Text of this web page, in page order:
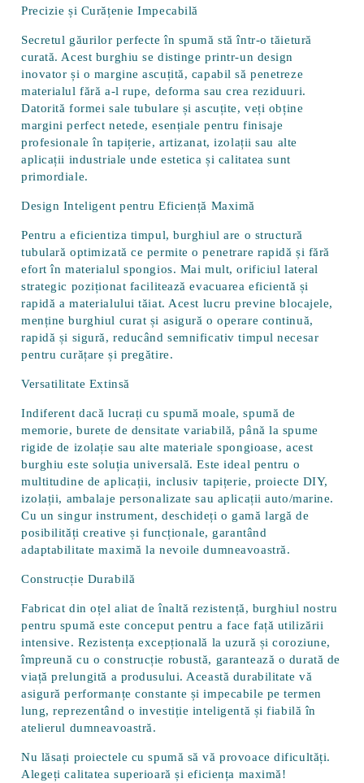
Precizie și Curățenie Impecabilă
Secretul găurilor perfecte în spumă stă într-o tăietură
curată. Acest burghiu se distinge printr-un design
inovator și o margine ascuțită, capabil să penetreze
materialul fără a-l rupe, deforma sau crea reziduuri.
Datorită formei sale tubulare și ascuțite, veți obține
margini perfect netede, esențiale pentru finisaje
profesionale în tapițerie, artizanat, izolații sau alte
aplicații industriale unde estetica și calitatea sunt
primordiale.
Design Inteligent pentru Eficiență Maximă
Pentru a eficientiza timpul, burghiul are o structură
tubulară optimizată ce permite o penetrare rapidă și fără
efort în materialul spongios. Mai mult, orificiul lateral
strategic poziționat faciliteazăevacuarea eficientă și
rapidă a materialului tăiat. Acest lucru previne blocajele,
menține burghiul curat și asigură o operare continuă,
rapidă și sigură, reducând semnificativ timpul necesar
pentru curățare și pregătire.
Versatilitate Extinsă
Indiferent dacă lucrați cu spumă moale, spumă de
memorie, burete de densitate variabilă, până la spume
rigide de izolație sau alte materiale spongioase, acest
burghiu este soluția universală. Este ideal pentru o
multitudine de aplicații, inclusiv tapițerie, proiecte DIY,
izolații, ambalaje personalizate sau aplicații auto/marine.
Cu un singur instrument, deschideți o gamă largă de
posibilități creative și funcționale, garantând
adaptabilitate maximă la nevoile dumneavoastră.
Construcție Durabilă
Fabricat dinoțel aliat de înaltă rezistență, burghiul nostru
pentru spumă este conceput pentru a face față utilizării
intensive. Rezistența excepțională la uzură și coroziune,
împreună cu o construcție robustă, garantează o durată de
viață prelungită a produsului. Această durabilitate vă
asigură performanțe constante și impecabile pe termen
lung, reprezentând o investiție inteligentă și fiabilă în
atelierul dumneavoastră.
Nu lăsați proiectele cu spumă să vă provoace dificultăți.
Alegeți calitatea superioară și eficiența maximă!